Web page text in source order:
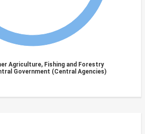
Agriculture, Fishing and Forestry
Government (Central Agencies)